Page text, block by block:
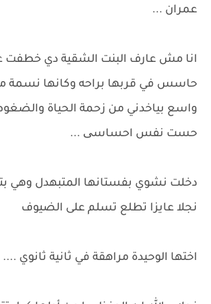
عمران ...
انا مش عارف البنت الشقية دي خطفت
حاسس في قربها براحه وكانها نسمة
واسع بياخدني من زحمة الحياة
حست نفس احساسی ...
دخلت نشوي بفستانها المتبهدل وهي
نجلا عايزا تطلع تسلم على الضيوف
اختها الوحيدة مراهقة في ثانية ثانوي ....